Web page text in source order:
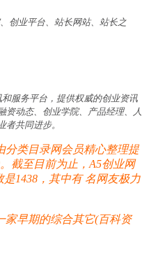
创业平台、站长网站、站长之
服务平台，提供权威的创业资讯
资动态、创业学院、产品经理、人
者共同进步。
类目录网会员精心整理提
截至目前为止，A5创业网
是1438，其中有名网友极力
早期的综合其它(百科资